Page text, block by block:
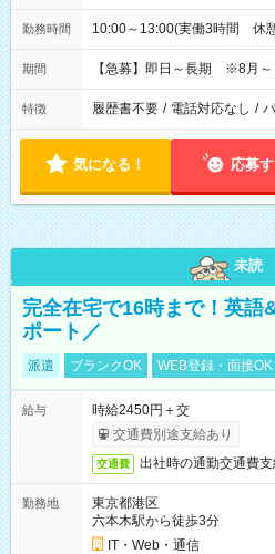
勤務時間 10:00～13:00(実働3時間 休
期間 【急募】即日～長期 ※8月～
特徴 履歴書不要 / 電話対応なし /
気になる！ 応募
未読
完全在宅で16時まで！英語
ポート／
派遣 ブランクOK WEB登録・面接OK
給与
時給2450円＋交
交通費別途支給あり
交通費 出社時の通勤交通費
勤務地
東京都港区
六本木駅から徒歩3分
IT・Web・通信